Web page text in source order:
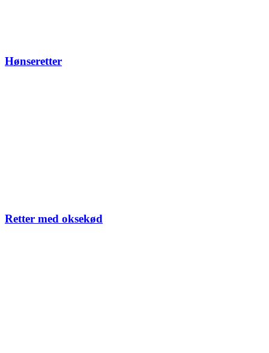
Hønseretter
Retter med oksekød